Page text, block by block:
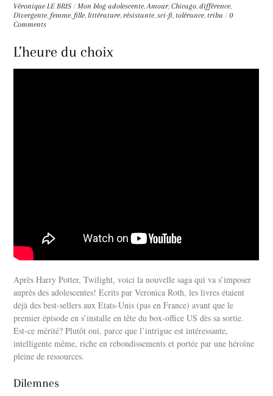
Véronique LE BRIS / Mon blog adolescente,Amour,Chicago,différence,
Divergente, femme, fille,littérature, résistante,sci-fi, tolérance, tribu / 0
Comments
L’heure du choix
Après Harry Potter, Twilight, voici la nouvelle saga qui va s’imposer
auprès des adolescentes! Ecrits par Veronica Roth, les livres étaient
déjà des best-sellers aux Etats-Unis (pas en France) avant que le
premier épisode en s’installe en tête du box-office US dès sa sortie.
Est-ce mérité? Plutôt oui, parce que l’intrigue est intéressante,
intelligente même, riche en rebondissements et portée par une héroïne
pleine de ressources.
Dilemnes